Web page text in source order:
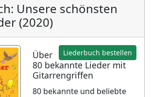
Unsere schönsten
(2020)
Liederbuch bestellen
Über
80 bekannte Lieder mit
Gitarrengriffen
80 bekannte und beliebte